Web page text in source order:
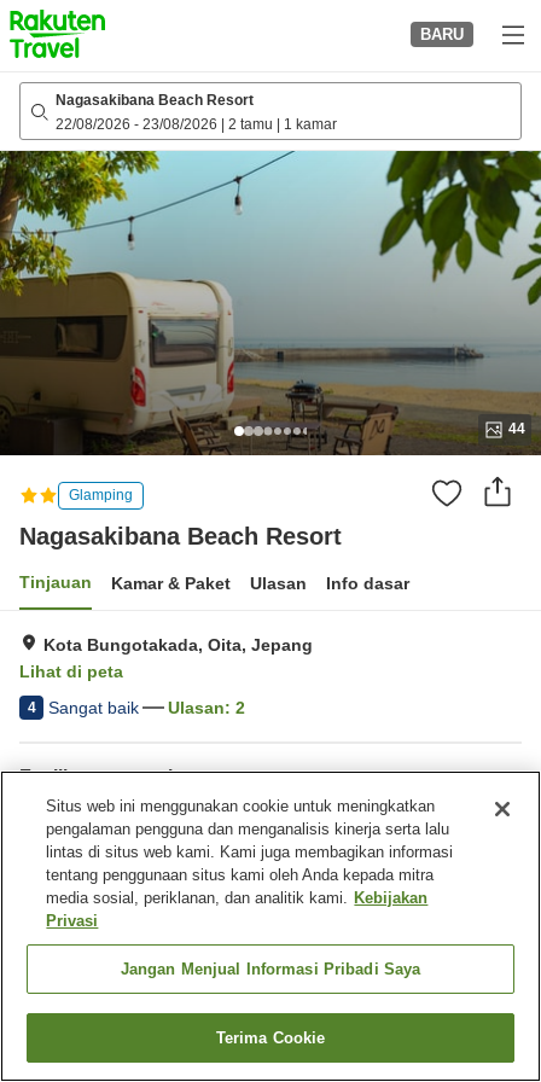
to
top
page
BARU
Nagasakibana Beach Resort
22/08/2026 - 23/08/2026 2 tamu 1 kamar
44
Glamping
Nagasakibana Beach Resort
Tinjauan Kamar & Paket Ulasan Info dasar
Kota Bungotakada, Oita, Jepang
Lihat di peta
4 Sangat baik Ulasan: 2
Fasilitas properti
Wi-Fi
Sauna
Mesin penjual otomatis
Parkir gratis
Beranda Jepang Oita
Kota Bungotakada
Nagasakibana Beach Resort
Cari kamar
Situs web ini menggunakan cookie untuk meningkatkan
pengalaman pengguna dan menganalisis kinerja serta lalu
lintas di situs web kami. Kami juga membagikan informasi
tentang penggunaan situs kami oleh Anda kepada mitra
media sosial, periklanan, dan analitik kami. Kebijakan
Privasi
Jangan Menjual Informasi Pribadi Saya
Terima Cookie